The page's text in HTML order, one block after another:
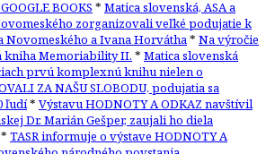
BOOKS * Matica slovenská, ASA a
zorganizovali veľké podujatie k
Novomeského a Ivana Horvátha* Na výročie
kniha Memoriability II. * Matica slovenská
prvú komplexnú knihu nielen o
ZA NAŠU SLOBODU, podujatia sa
ľudí* Výstavu HODNOTY A ODKAZ navštívil
Dr. Marián Gešper, zaujali ho diela
TASR informuje o výstave HODNOTY A